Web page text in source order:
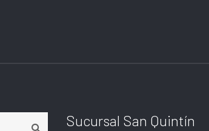
Sucursal San Quintín